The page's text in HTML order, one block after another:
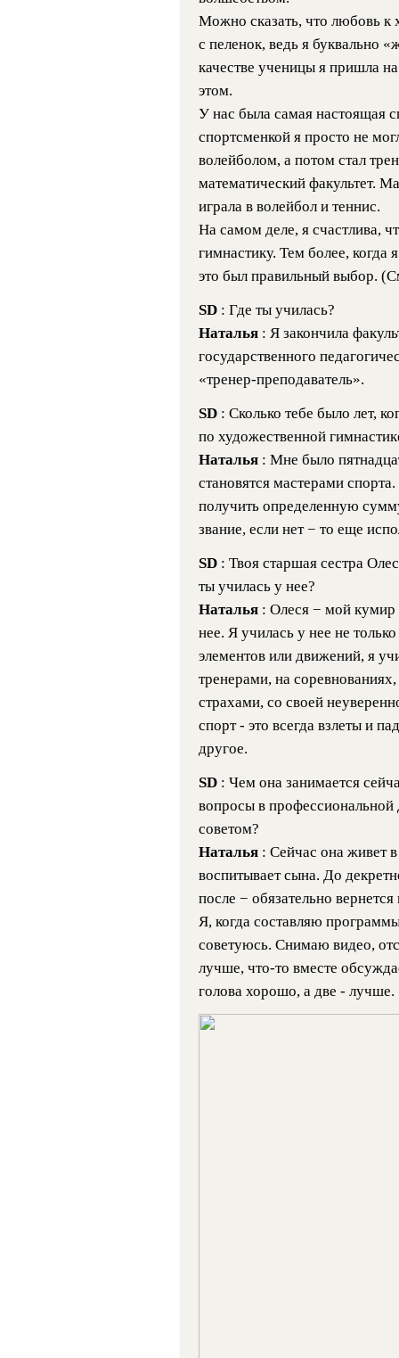
Можно сказать, что любовь к
с пеленок, ведь я буквально
качестве ученицы я пришла
этом.
У нас была самая настоящая
спортсменкой я просто не
волейболом, а потом стал
математический факультет.
играла в волейбол и теннис.
На самом деле, я счастлива,
гимнастику. Тем более, когда
это был правильный выбор.
SD : Где ты училась?
Наталья : Я закончила
государственного
«тренер-преподаватель».
SD : Сколько тебе было лет,
по художественной
Наталья : Мне было
становятся мастерами
получить определенную
звание, если нет − то еще
SD : Твоя старшая сестра
ты училась у нее?
Наталья : Олеся − мой кумир
нее. Я училась у нее не
элементов или движений, я
тренерами, на
страхами, со своей
спорт - это всегда взлеты и
другое.
SD : Чем она занимается
вопросы в профессиональной
советом?
Наталья : Сейчас она живет
воспитывает сына. До
после − обязательно
Я, когда составляю
советуюсь. Снимаю видео,
лучше, что-то вместе
голова хорошо, а две - лучше.